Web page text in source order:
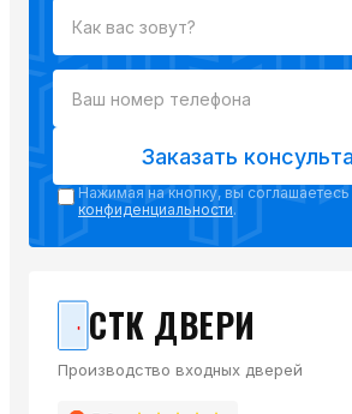
Заказать
Нажимая на кнопку, вы соглашаетесь
конфиденциальности.
СТК ДВЕРИ
Производство входных дверей